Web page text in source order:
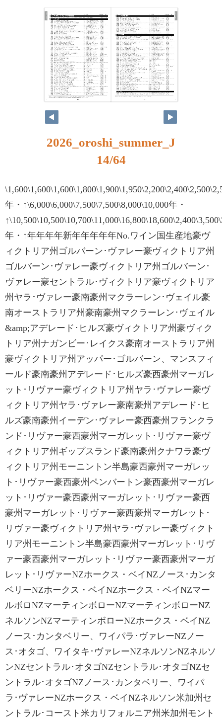
14 15
2026_oroshi_summer_J
14/64
年・↑\6,000\6,000\7,500\7,500\8,000\10,000年・
年・↑年年年年新年年年年年No.ワイン国生産地豪ヴ
ィクトリア州ゴルバーン･ヴァレー豪ヴィクトリア州
ゴルバーン･ヴァレー豪ヴィクトリア州ゴルバーン･
ヴァレー豪セントラル･ヴィクトリア豪ヴィクトリア
州ヤラ･ヴァレー豪南豪州マクラーレン･ヴェイル豪
南オーストラリア州豪南豪州マクラーレン･ヴェイル
&amp;アデレード･ヒルズ豪ヴィクトリア州豪ヴィク
トリア州ナガンビー･レイクス豪南オーストラリア州
豪ヴィクトリア州アッパー･ゴルバーン、マンスフィ
ールド豪南豪州アデレード･ヒルズ豪西豪州マーガレ
ット･リヴァー豪ヴィクトリア州ヤラ･ヴァレー豪ヴ
ィクトリア州ヤラ･ヴァレー豪南豪州アデレード･ヒ
ルズ豪南豪州イーデン･ヴァレー豪西豪州フランクラ
ンド･リヴァー豪西豪州マーガレット･リヴァー豪ヴ
ィクトリア州ギップスランド豪南豪州クナワラ豪ヴ
ィクトリア州モーニントン半島豪西豪州マーガレッ
ト･リヴァー豪西豪州ペンバートン豪西豪州マーガレ
ット･リヴァー豪西豪州マーガレット･リヴァー豪西
豪州マーガレット･リヴァー豪西豪州マーガレット･
リヴァー豪ヴィクトリア州ヤラ･ヴァレー豪ヴィクト
リア州モーニントン半島豪西豪州マーガレット･リヴ
ァー豪西豪州マーガレット･リヴァー豪西豪州マーガ
レット･リヴァーNZホークス・ベイNZノース･カンタ
ベリーNZホークス・ベイNZホークス・ベイNZマー
ルボロNZマーティンボローNZマーティンボローNZ
ネルソンNZマーティンボローNZホークス・ベイNZ
ノース･カンタベリー、ワイパラ･ヴァレーNZノー
ス･オタゴ、ワイタキ･ヴァレーNZネルソンNZネルソ
ンNZセントラル･オタゴNZセントラル･オタゴNZセ
ントラル･オタゴNZノース･カンタベリー、ワイパ
ラ･ヴァレーNZホークス・ベイNZネルソン米加州セ
ントラル･コースト米カリフォルニア州米加州モント